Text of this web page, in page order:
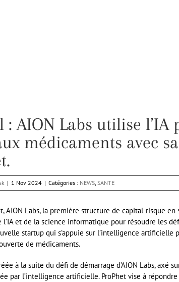
: AION Labs utilise
médicaments avec
| 1 Nov 2024 | Catégories : NEWS, SANTE
AION Labs, la première structure de capital-risque
et de la science informatique pour résoudre les
startup qui s’appuie sur l’intelligence
de médicaments.
à la suite du défi de démarrage d’AION Labs,
par l’intelligence artificielle. ProPhet vise à